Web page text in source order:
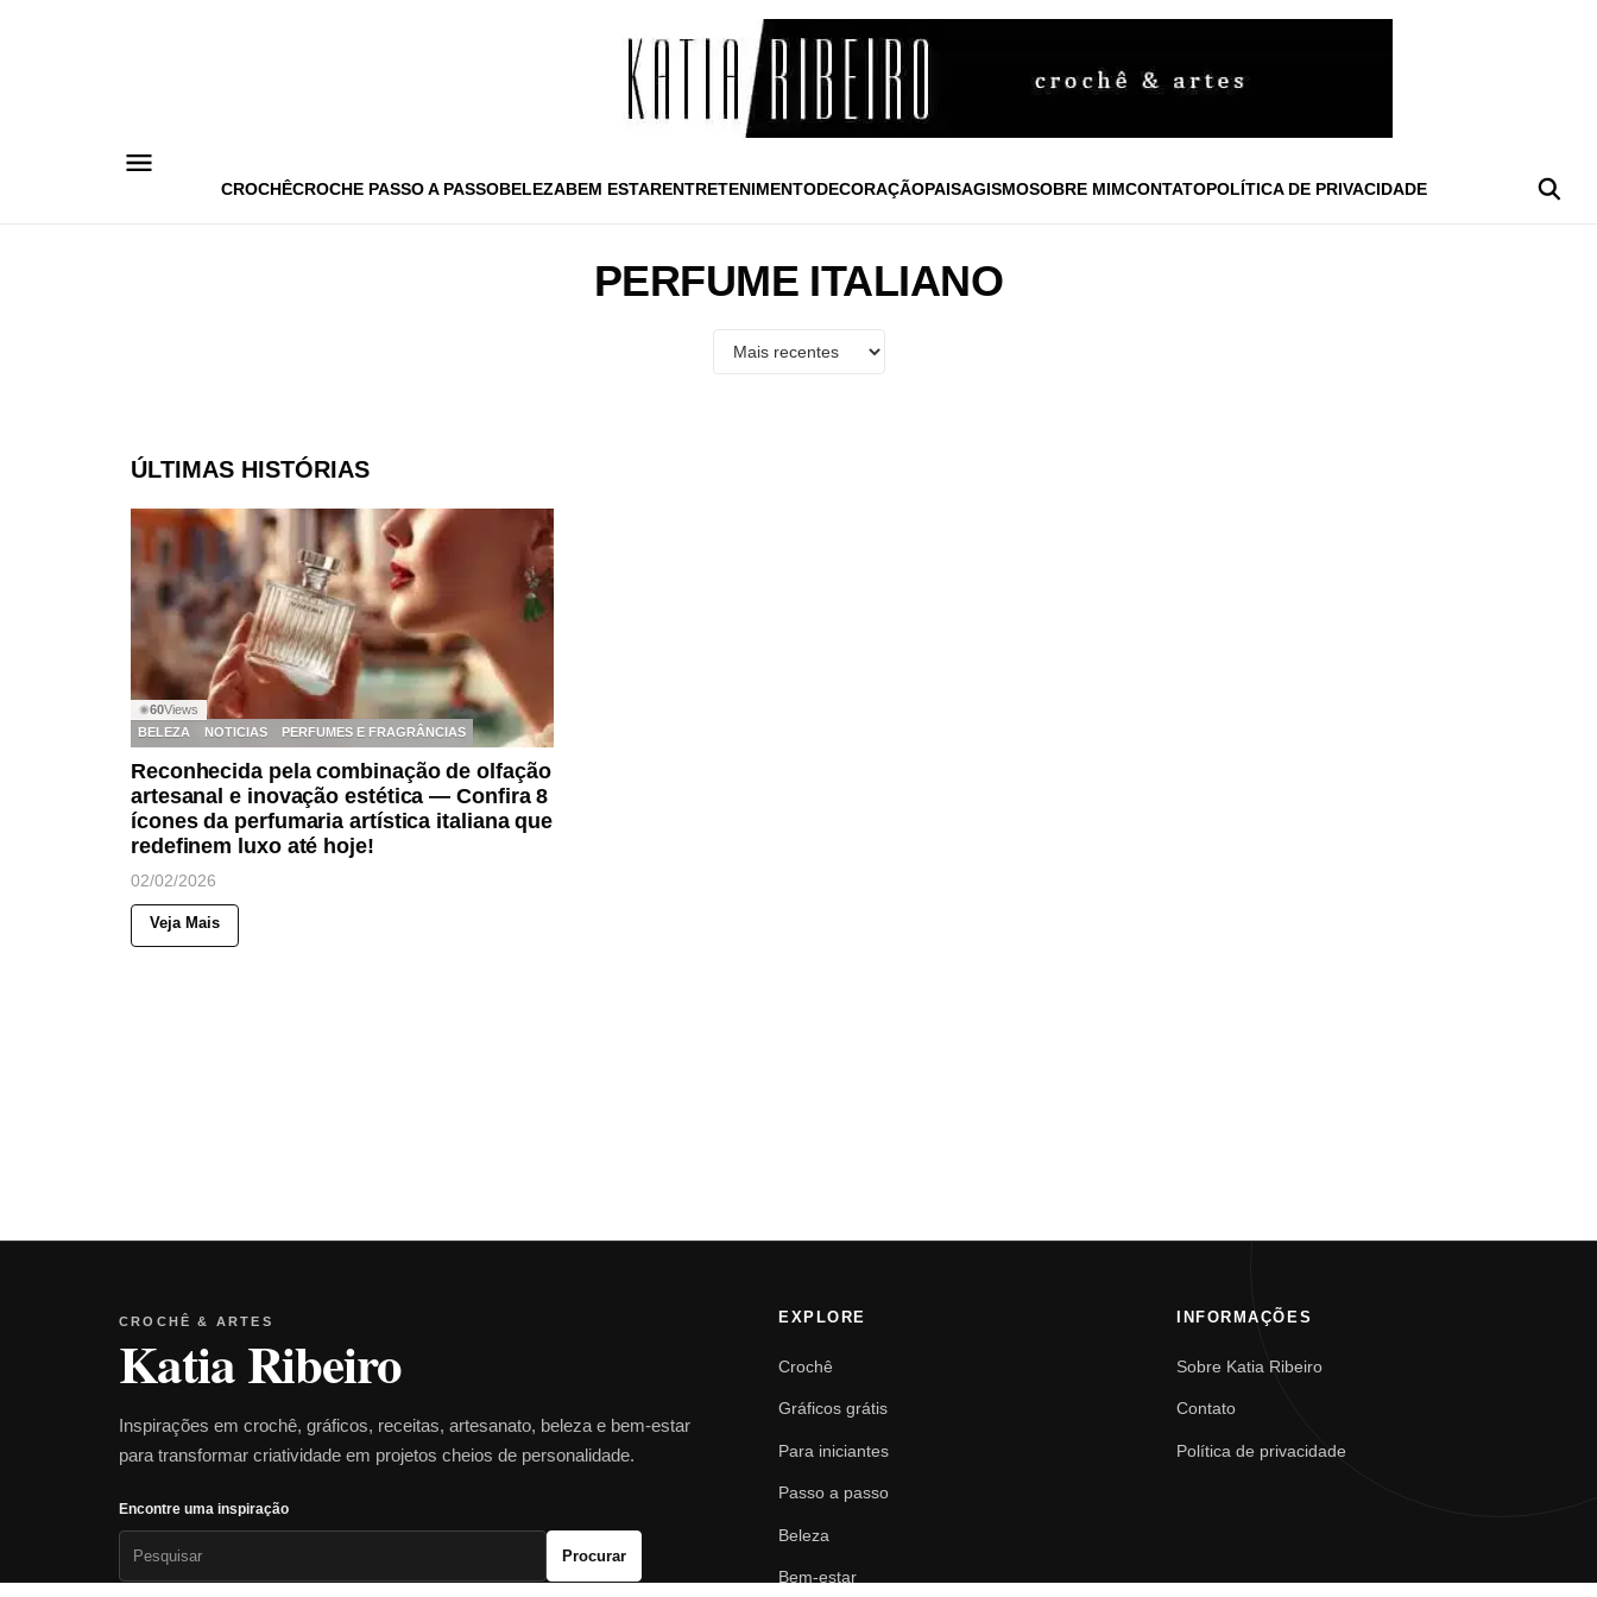
CROCHÊCROCHE PASSO A PASSOBELEZABEM ESTARENTRETENIMENTODECORAÇÃOPAISAGISMOSOBRE MIMCONTATOPOLÍTICA DE PRIVACIDADE
PERFUME ITALIANO
ÚLTIMAS HISTÓRIAS
◉60Views
BELEZA
NOTICIAS PERFUMES E FRAGRÂNCIAS
Reconhecida pela combinação de olfação
artesanal e inovação estética — Confira 8
ícones da perfumaria artística italiana que
redefinem luxo até hoje!
02/02/2026
Veja Mais
CROCHÊ & ARTES
Katia Ribeiro
Inspirações em crochê, gráficos, receitas, artesanato, beleza e bem-estar
para transformar criatividade em projetos cheios de personalidade.
Encontre uma inspiração
Procurar
EXPLORE
Crochê
Gráficos grátis
Para iniciantes
Passo a passo
Beleza
Bem-estar
INFORMAÇÕES
Sobre Katia Ribeiro
Contato
Política de privacidade